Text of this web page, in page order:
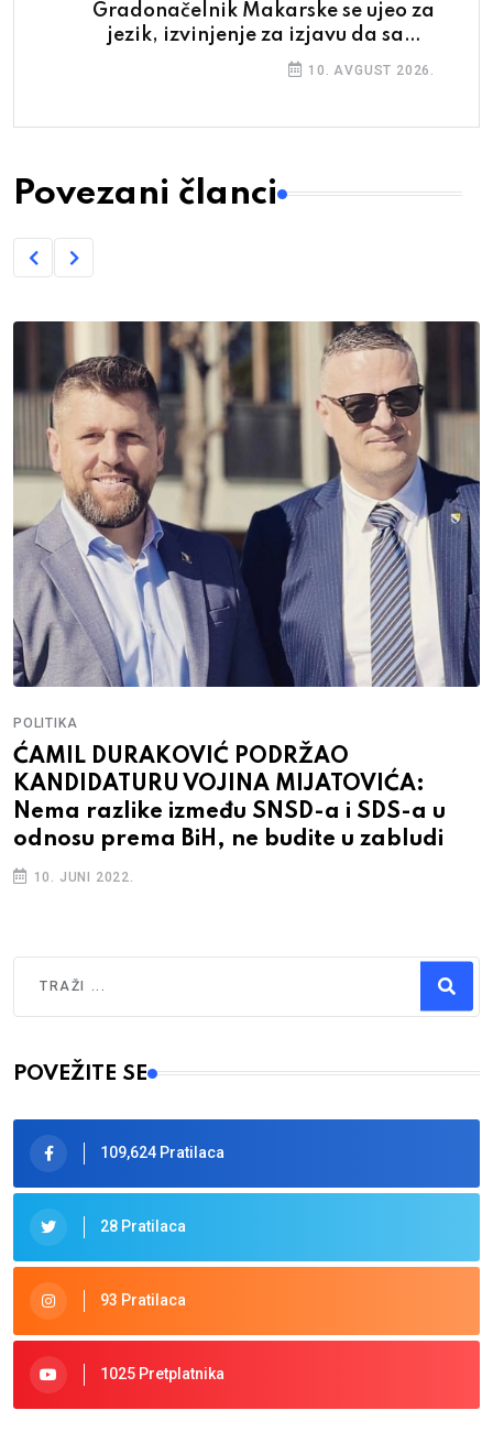
Gradonačelnik Makarske se ujeo za
jezik, izvinjenje za izjavu da samo
10. AVGUST 2026.
Povezani članci
POLITIKA
ĆAMIL DURAKOVIĆ PODRŽAO
KANDIDATURU VOJINA MIJATOVIĆA:
Nema razlike između SNSD-a i SDS-a u
odnosu prema BiH, ne budite u zabludi
10. JUNI 2022.
Type 2 or more characters for results.
POVEŽITE SE
109,624 Pratilaca
28 Pratilaca
93 Pratilaca
1025 Pretplatnika